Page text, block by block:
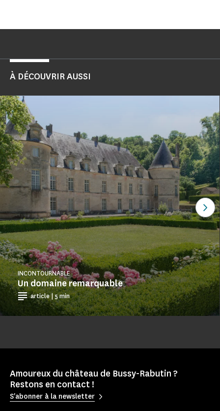
À DÉCOUVRIR AUSSI
Un domaine remarquable
INCONTOURNABLE
article | 5 min
Amoureux du château de Bussy-Rabutin ?
Restons en contact !
S'abonner à la newsletter